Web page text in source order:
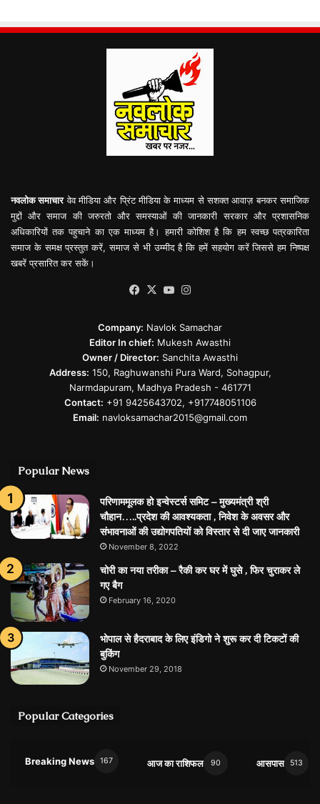
नवलोक समाचारवेव मीडिया और प्रिंट मीडिया के माध्यम से सशक्त आवाज़ बनकर समाजिक
मुद्दों और समाज की जरुरतो और समस्याओं की जानकारी सरकार और प्रशासनिक
अधिकारियों तक पहुचाने का एक माध्यम है। हमारी कोशिश है कि हम स्वच्छ पत्रकारिता
समाज के समक्ष प्रस्तुत करें, समाज से भी उम्मीद है कि हमें सहयोग करें जिससे हम निष्पक्ष
खबरें प्रसारित कर सकें।
Facebook
X YouTube
Company: Navlok Samachar
Editor In chief: Mukesh Awasthi
Owner / Director: Sanchita Awasthi
Address: 150, Raghuwanshi Pura Ward, Sohagpur,
Narmdapuram, Madhya Pradesh - 461771
Contact: +91 9425643702, +917748051106
Email: navloksamachar2015@gmail.com
Popular News
परिणाममूलक हो इन्वेस्टर्स समिट – मुख्यमंत्री श्री
चौहान…..प्रदेश की आवश्यकता , निवेश के अवसर और
संभावनाओं की उद्योगपतियों को विस्तार से दी जाए जानकारी
November 8, 2022
चोरी का नया तरीका – रैकी कर घर में घुसे , फिर चुराकर ले
गए बैग
February 16, 2020
भोपाल से हैदराबाद के लिए इंडिगो ने शुरू कर दी टिकटों की
बुकिंग
November 29, 2018
Popular Categories
Breaking News 167 आज का राशिफल 90 आसपास 513